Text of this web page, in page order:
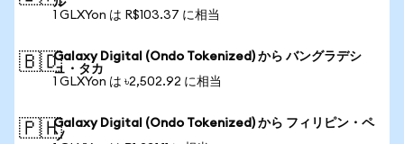
ル
1 GLXYon は R$103.37 に相当
🇧🇩Galaxy Digital (Ondo Tokenized) から バングラデシ
ュ・タカ
1 GLXYon は ৳2,502.92 に相当
🇵🇭Galaxy Digital (Ondo Tokenized) から フィリピン・ペ
ソ